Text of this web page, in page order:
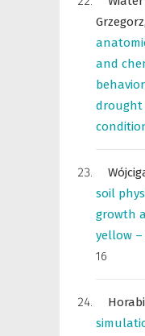
Grzegorz,
and
drought
soil
growth
yellow –
16